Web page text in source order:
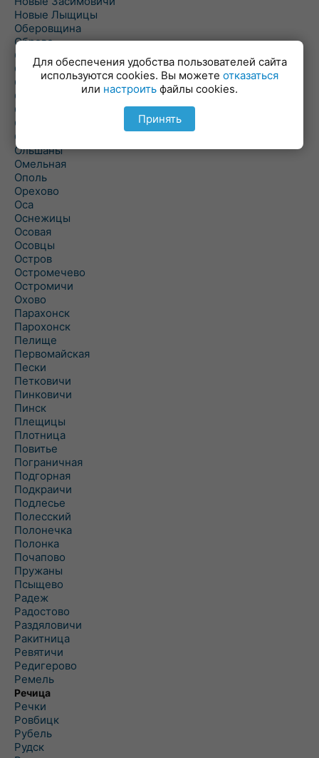
Новые Лыщицы
Оберовщина
Оброво
Огаревичи
Одрижин
Оздамичи
Озяты
Олтуш
Ольманы
Ольпень
Ольшаны
Омельная
Ополь
Орехово
Оса
Оснежицы
Осовая
Осовцы
Остров
Остромечево
Остромичи
Охово
Парахонск
Парохонск
Пелище
Первомайская
Пески
Петковичи
Пинковичи
Пинск
Плещицы
Плотница
Повитье
Пограничная
Подгорная
Подкраичи
Подлесье
Полесский
Полонечка
Полонка
Почапово
Пружаны
Псыщево
Радеж
Радостово
Раздяловичи
Ракитница
Ревятичи
Редигерово
Ремель
Речица
Речки
Ровбицк
Рубель
Рудск
Для обеспечения удобства пользователей сайта
используются cookies. Вы можете отказаться
или настроить файлы cookies.
Принять